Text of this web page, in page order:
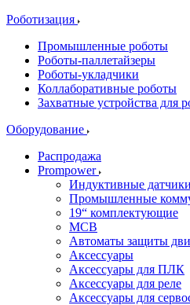
Роботизация
Промышленные роботы
Роботы-паллетайзеры
Роботы-укладчики
Коллаборативные роботы
Захватные устройства для
Оборудование
Распродажа
Prompower
Индуктивные датчики
Промышленные
19“ комплектующие
MCB
Автоматы защиты
Аксессуары
Аксессуары для ПЛК
Аксессуары для реле
Аксессуары для